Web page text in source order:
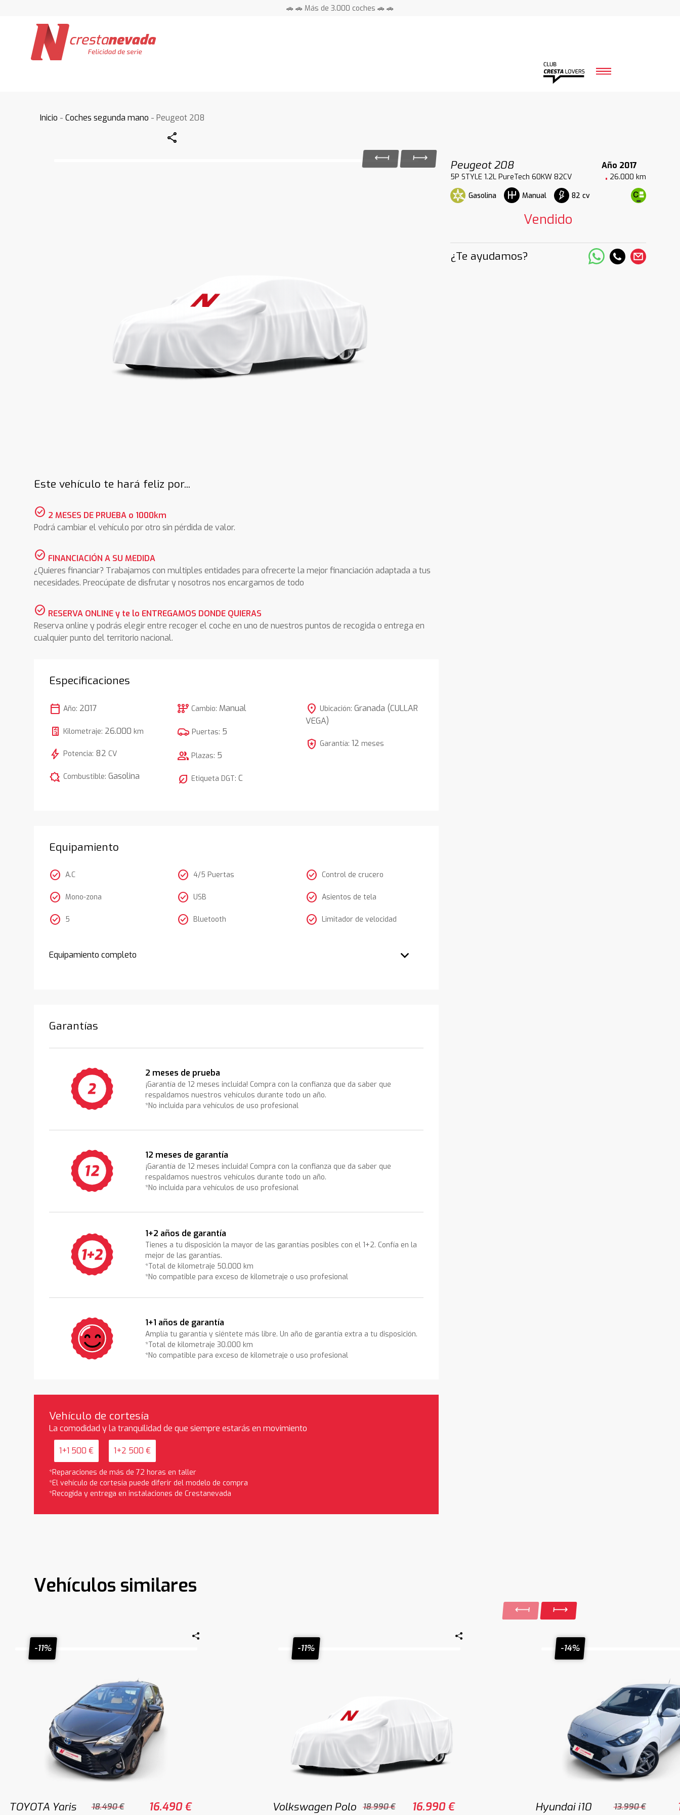
🚗 🚗 Más de 3.000 coches 🚗 🚗
Inicio -Coches segunda mano - Peugeot 208
Share
Peugeot 208
Año 2017
5P STYLE 1.2L PureTech 60KW 82CV
26.000 km
Gasolina
Manual 82 cv
Vendido
¿Te ayudamos?
Este vehículo te hará feliz por...
check_circle 2 MESES DE PRUEBA o 1000km
Podrá cambiar el vehículo por otro sin pérdida de valor.
check_circle FINANCIACIÓN A SU MEDIDA
¿Quieres financiar? Trabajamos con multiples entidades para ofrecerte la mejor financiación adaptada a tus
necesidades. Preocúpate de disfrutar y nosotros nos encargamos de todo
check_circle RESERVA ONLINE y te lo ENTREGAMOS DONDE QUIERAS
Reserva online y podrás elegir entre recoger el coche en uno de nuestros puntos de recogida o entrega en
cualquier punto del territorio nacional.
Especificaciones
calendar_today Año: 2017
Kilometraje: 26.000 km
bolt Potencia: 82 CV
comic_bubble Combustible:Gasolina
auto_transmission Cambio: Manual
Puertas: 5
group Plazas: 5
nest_eco_leaf Etiqueta DGT:C
location_on Ubicación: Granada (CULLAR
VEGA)
local_police Garantía: 12 meses
Equipamiento
check_circle A.C
check_circle Mono-zona
check_circle 5
check_circle 4/5 Puertas
check_circle USB
check_circle Bluetooth
check_circle Control de crucero
check_circle Asientos de tela
check_circle Limitador de velocidad
Equipamiento completo
Garantías
2 meses de prueba
¡Garantía de 12 meses incluida! Compra con la confianza que da saber que
respaldamos nuestros vehículos durante todo un año.
*No incluida para vehículos de uso profesional
12 meses de garantía
¡Garantía de 12 meses incluida! Compra con la confianza que da saber que
respaldamos nuestros vehículos durante todo un año.
*No incluida para vehículos de uso profesional
1+2 años de garantía
Tienes a tu disposición la mayor de las garantías posibles con el 1+2. Confía en la
mejor de las garantías.
*Total de kilometraje 50.000 km
*No compatible para exceso de kilometraje o uso profesional
1+1 años de garantía
Amplía tu garantía y siéntete más libre. Un año de garantía extra a tu disposición.
*Total de kilometraje 30.000 km
*No compatible para exceso de kilometraje o uso profesional
Vehículo de cortesía
La comodidad y la tranquilidad de que siempre estarás en movimiento
1+1 500 € 1+2 500 €
*Reparaciones de más de 72 horas en taller
*El vehículo de cortesía puede diferir del modelo de compra
*Recogida y entrega en instalaciones de Crestanevada
Vehículos similares
-11%
TOYOTA Yaris 18.490 € 16.490 €
-11%
Volkswagen Polo 18.990 € 16.990 €
-14%
Hyundai i10 13.990 €